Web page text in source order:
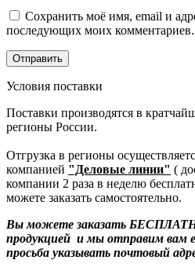
Сохранить моё имя, email и
последующих моих комментариев.
Условия поставки
Поставки производятся в
регионы России.
Отгрузка в регионы
компанией "Деловые линии" (
компании 2 раза в неделю
можете заказать самостоятельно.
Вы можете заказать
продукцией и мы отправим вам
просьба указывать почтовый